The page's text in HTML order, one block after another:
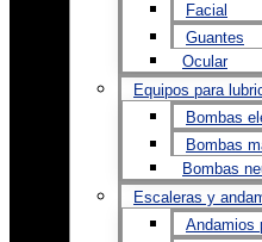
Facial
Guantes
Ocular
Equipos para
Bombas
Bombas
Bombas
Escaleras y
Andamios